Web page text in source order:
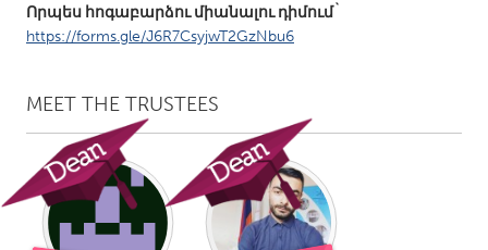
Որպես հոգաբարձու միանալու դիմում`
https://forms.gle/J6R7CsyjwT2GzNbu6
MEET THE TRUSTEES